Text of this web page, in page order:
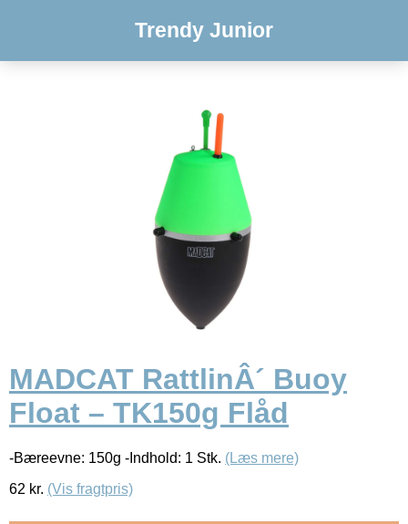
Trendy Junior
MADCAT RattlinÂ´ Buoy
Float – TK150g Flåd
-Bæreevne: 150g -Indhold: 1 Stk. (Læs mere)
62 kr. (Vis fragtpris)